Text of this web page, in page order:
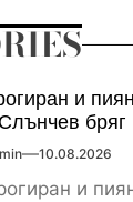
и
бряг
10.08.2026
и